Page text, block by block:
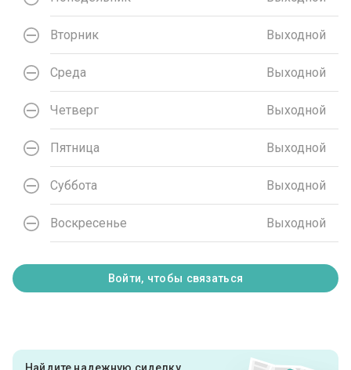
Вторник Выходной
Среда Выходной
Четверг Выходной
Пятница Выходной
Суббота Выходной
Воскресенье Выходной
Войти, чтобы связаться